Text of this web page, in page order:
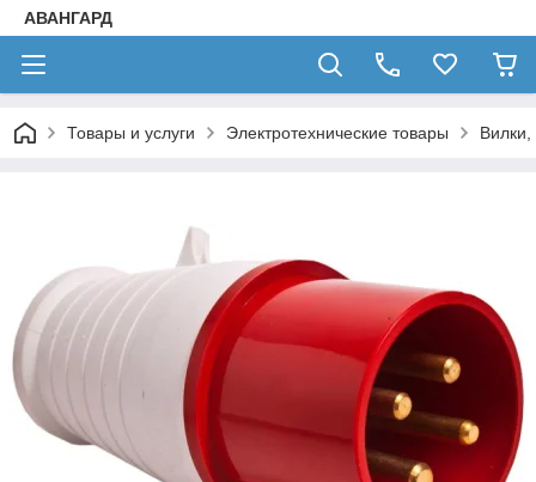
АВАНГАРД
Товары и услуги Электротехнические товары Вилки,